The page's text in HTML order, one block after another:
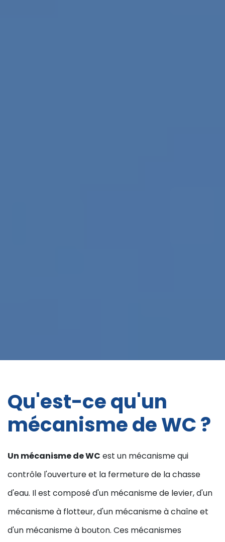
Qu'est-ce qu'un
mécanisme de WC ?
Un mécanisme de WC est un mécanisme qui
contrôle l'ouverture et la fermeture de la chasse
d'eau. Il est composé d'un mécanisme de levier, d'un
mécanisme à flotteur, d'un mécanisme à chaîne et
d'un mécanisme à bouton. Ces mécanismes